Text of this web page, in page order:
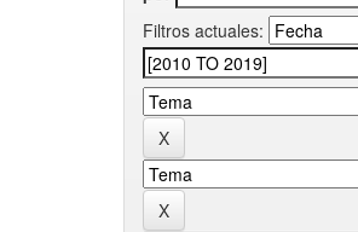
Filtros actuales: